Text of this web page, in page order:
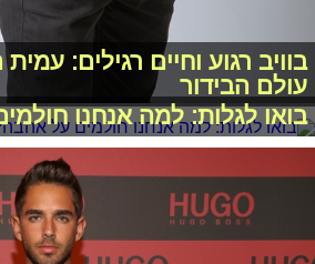
בוויב רגוע וחיים רגילים:
עולם הבידור
בואו לגלות: למה אנחנו